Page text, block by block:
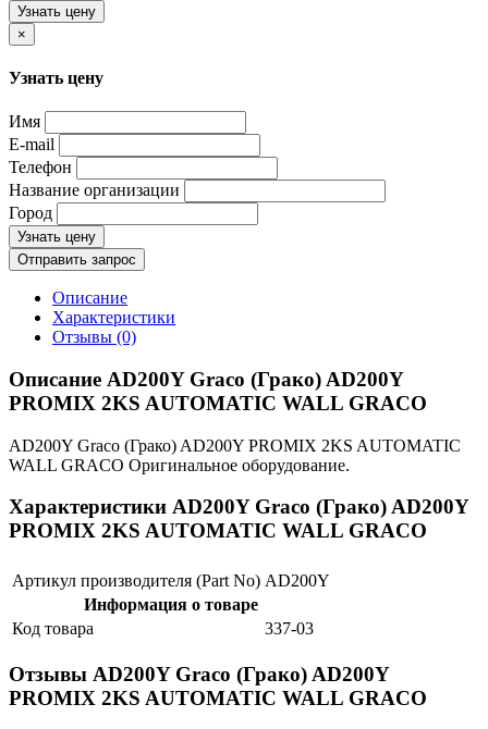
Узнать цену
×
Узнать цену
Имя
E-mail
Телефон
Название организации
Город
Узнать цену
Отправить запрос
Описание
Характеристики
Отзывы (0)
Описание AD200Y Graco (Грако) AD200Y
PROMIX 2KS AUTOMATIC WALL GRACO
AD200Y Graco (Грако) AD200Y PROMIX 2KS AUTOMATIC
WALL GRACO Оригинальное оборудование.
Характеристики AD200Y Graco (Грако) AD200Y
PROMIX 2KS AUTOMATIC WALL GRACO
Артикул производителя (Part No) AD200Y
Информация о товаре
Код товара
337-03
Отзывы AD200Y Graco (Грако) AD200Y
PROMIX 2KS AUTOMATIC WALL GRACO